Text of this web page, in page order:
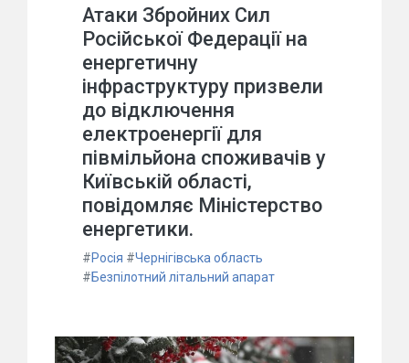
Атаки Збройних Сил
Російської Федерації на
енергетичну
інфраструктуру призвели
до відключення
електроенергії для
півмільйона споживачів у
Київській області,
повідомляє Міністерство
енергетики.
#Росія #Чернігівська область
#Безпілотний літальний апарат